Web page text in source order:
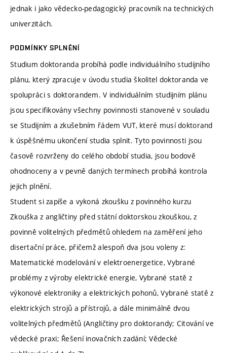
jednak i jako vědecko-pedagogický pracovník na technických
univerzitách.
PODMÍNKY SPLNĚNÍ
Studium doktoranda probíhá podle individuálního studijního
plánu, který zpracuje v úvodu studia školitel doktoranda ve
spolupráci s doktorandem. V individuálním studijním plánu
jsou specifikovány všechny povinnosti stanovené v souladu
se Studijním a zkušebním řádem VUT, které musí doktorand
k úspěšnému ukončení studia splnit. Tyto povinnosti jsou
časově rozvrženy do celého období studia, jsou bodově
ohodnoceny a v pevně daných termínech probíhá kontrola
jejich plnění.
Student si zapíše a vykoná zkoušku z povinného kurzu
Zkouška z angličtiny před státní doktorskou zkouškou, z
povinně volitelných předmětů ohledem na zaměření jeho
disertační práce, přičemž alespoň dva jsou voleny z:
Matematické modelování v elektroenergetice, Vybrané
problémy z výroby elektrické energie, Vybrané statě z
výkonové elektroniky a elektrických pohonů, Vybrané statě z
elektrických strojů a přístrojů, a dále minimálně dvou
volitelných předmětů (Angličtiny pro doktorandy; Citování ve
vědecké praxi; Řešení inovačních zadání; Vědecké